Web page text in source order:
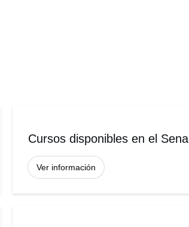
Cursos disponibles en el Sena
Ver información